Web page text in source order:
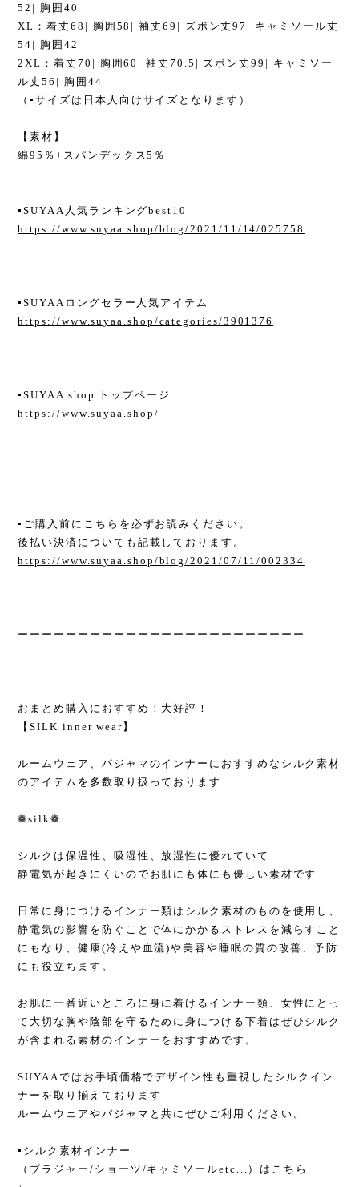
52| 胸囲40
XL：着丈68| 胸囲58| 袖丈69| ズボン丈97| キャミソール丈
54| 胸囲42
2XL：着丈70| 胸囲60| 袖丈70.5| ズボン丈99| キャミソー
ル丈56| 胸囲44
（▪︎サイズは日本人向けサイズとなります）
【素材】
綿95％+スパンデックス5％
▪︎SUYAA人気ランキングbest10
https://www.suyaa.shop/blog/2021/11/14/025758
▪︎SUYAAロングセラー人気アイテム
https://www.suyaa.shop/categories/3901376
▪︎SUYAA shop トップページ
https://www.suyaa.shop/
▪︎ご購入前にこちらを必ずお読みください。
後払い決済についても記載しております。
https://www.suyaa.shop/blog/2021/07/11/002334
ーーーーーーーーーーーーーーーーーーーーーーーー
おまとめ購入におすすめ！大好評！
【SILK inner wear】
ルームウェア、パジャマのインナーにおすすめなシルク素材
のアイテムを多数取り扱っております
❁silk❁
シルクは保温性、吸湿性、放湿性に優れていて
静電気が起きにくいのでお肌にも体にも優しい素材です
日常に身につけるインナー類はシルク素材のものを使用し、
静電気の影響を防ぐことで体にかかるストレスを減らすこと
にもなり、健康(冷えや血流)や美容や睡眠の質の改善、予防
にも役立ちます。
お肌に一番近いところに身に着けるインナー類、女性にとっ
て大切な胸や陰部を守るために身につける下着はぜひシルク
が含まれる素材のインナーをおすすめです。
SUYAAではお手頃価格でデザイン性も重視したシルクイン
ナーを取り揃えております
ルームウェアやパジャマと共にぜひご利用ください。
▪︎シルク素材インナー
（ブラジャー/ショーツ/キャミソールetc...）はこちら